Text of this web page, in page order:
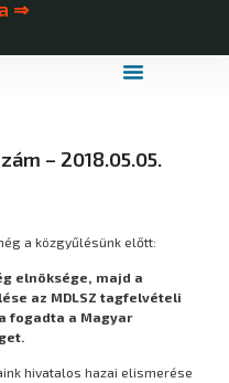
⇒
– 2018.05.05.
a közgyűlésünk előtt:
elnöksége, majd a
az MDLSZ tagfelvételi
fogadta a Magyar
hivatalos hazai elismerése